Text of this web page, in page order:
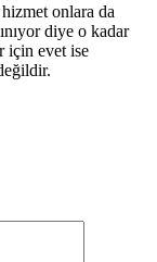
onlara da
diye o kadar
için evet ise